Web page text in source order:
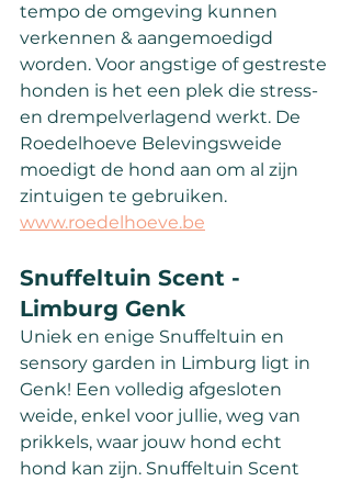
tempo de omgeving kunnen
verkennen & aangemoedigd
worden. Voor angstige of gestreste
honden is het een plek die stress-
en drempelverlagend werkt. De
Roedelhoeve Belevingsweide
moedigt de hond aan om al zijn
zintuigen te gebruiken.
www.roedelhoeve.be
Snuffeltuin Scent -
Limburg Genk
Uniek en enige Snuffeltuin en
sensory garden in Limburg ligt in
Genk! Een volledig afgesloten
weide, enkel voor jullie, weg van
prikkels, waar jouw hond echt
hond kan zijn. Snuffeltuin Scent